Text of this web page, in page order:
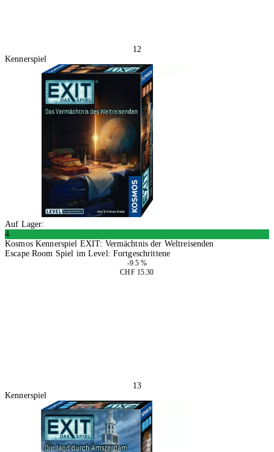
12
Kennerspiel
Auf Lager:
4
Kosmos Kennerspiel EXIT: Vermächtnis der Weltreisenden
Escape Room Spiel im Level: Fortgeschrittene
-9.5 %
CHF 15.30
13
Kennerspiel